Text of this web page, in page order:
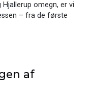
omegn, er vi
– fra de første
af